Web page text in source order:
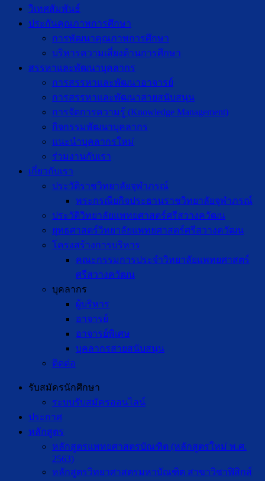
วิเทศสัมพันธ์
ประกันคุณภาพการศึกษา
การพัฒนาคุณภาพการศึกษา
บริหารความเสี่ยงด้านการศึกษา
สรรหาและพัฒนาบุคลากร
การสรรหาและพัฒนาอาจารย์
การสรรหาและพัฒนาสายสนับสนุน
การจัดการความรู้ (Knowledge Management)
กิจกรรมพัฒนาบุคลากร
แนะนำบุคลากรใหม่
ร่วมงานกับเรา
เกี่ยวกับเรา
ประวัติราชวิทยาลัยจุฬาภรณ์
พระกรณียกิจประธานราชวิทยาลัยจุฬาภรณ์
ประวัติวิทยาลัยแพทยศาสตร์ศรีสวางควัฒน
ยุทธศาสตร์วิทยาลัยแพทยศาสตร์ศรีสวางควัฒน
โครงสร้างการบริหาร
คณะกรรมการประจำวิทยาลัยแพทยศาสตร์
ศรีสวางควัฒน
บุคลากร
ผู้บริหาร
อาจารย์
อาจารย์พิเศษ
บุคลากรสายสนับสนุน
ติดต่อ
รับสมัครนักศึกษา
ระบบรับสมัครออนไลน์
ประกาศ
หลักสูตร
หลักสูตรแพทยศาสตรบัณฑิต (หลักสูตรใหม่ พ.ศ.
2563)
หลักสูตรวิทยาศาสตรมหาบัณฑิต สาขาวิชาฟิสิกส์